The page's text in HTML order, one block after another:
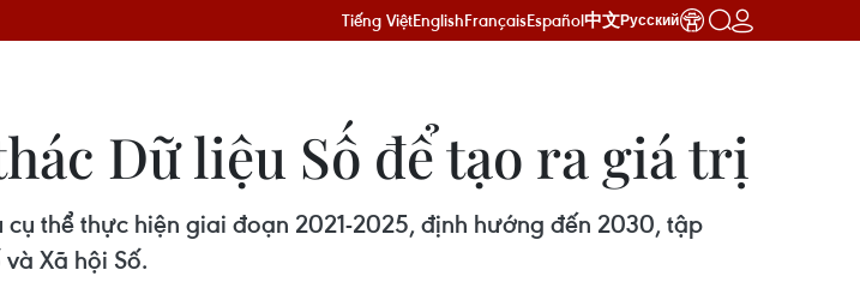
Tiếng ViệtEnglishFrançaisEspañol中文Русский
Dữ liệu Số để tạo ra giá trị
thể thực hiện giai đoạn 2021-2025, định hướng đến 2030, tập
Xã hội Số.